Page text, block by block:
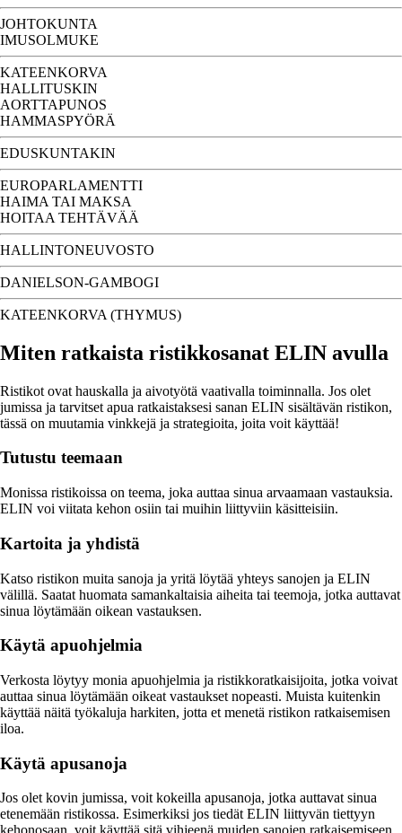
JOHTOKUNTA
IMUSOLMUKE
KATEENKORVA
HALLITUSKIN
AORTTAPUNOS
HAMMASPYÖRÄ
EDUSKUNTAKIN
EUROPARLAMENTTI
HAIMA TAI MAKSA
HOITAA TEHTÄVÄÄ
HALLINTONEUVOSTO
DANIELSON-GAMBOGI
KATEENKORVA (THYMUS)
Miten ratkaista ristikkosanat ELIN avulla
Ristikot ovat hauskalla ja aivotyötä vaativalla toiminnalla. Jos olet
jumissa ja tarvitset apua ratkaistaksesi sanan ELIN sisältävän ristikon,
tässä on muutamia vinkkejä ja strategioita, joita voit käyttää!
Tutustu teemaan
Monissa ristikoissa on teema, joka auttaa sinua arvaamaan vastauksia.
ELIN voi viitata kehon osiin tai muihin liittyviin käsitteisiin.
Kartoita ja yhdistä
Katso ristikon muita sanoja ja yritä löytää yhteys sanojen ja ELIN
välillä. Saatat huomata samankaltaisia aiheita tai teemoja, jotka auttavat
sinua löytämään oikean vastauksen.
Käytä apuohjelmia
Verkosta löytyy monia apuohjelmia ja ristikkoratkaisijoita, jotka voivat
auttaa sinua löytämään oikeat vastaukset nopeasti. Muista kuitenkin
käyttää näitä työkaluja harkiten, jotta et menetä ristikon ratkaisemisen
iloa.
Käytä apusanoja
Jos olet kovin jumissa, voit kokeilla apusanoja, jotka auttavat sinua
etenemään ristikossa. Esimerkiksi jos tiedät ELIN liittyvän tiettyyn